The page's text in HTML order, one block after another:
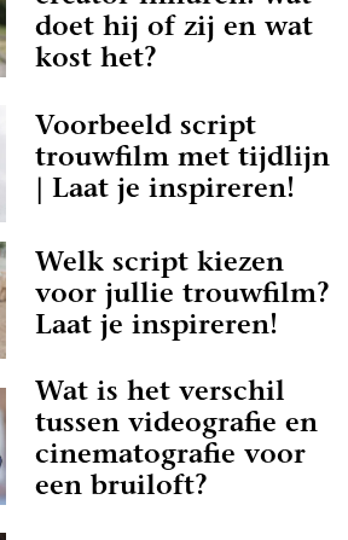
juist documentair vast,
centraal staan.
audio-opnames en
vastgelegd,
persoonlijk en
jullie trouwdag vertaalt
emotie, dan vind je op
in Zeeland.
doet hij of zij en wat
kost het?
Voorbeeld script
trouwfilm met tijdlijn
| Laat je inspireren!
Welk script kiezen
voor jullie trouwfilm?
Laat je inspireren!
Wat is het verschil
tussen videografie en
cinematografie voor
een bruiloft?